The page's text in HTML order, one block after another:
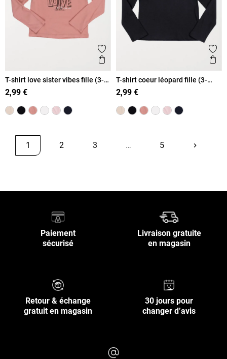
Ajouter aux favoris
Aperçu rapide
T-shirt love sister vibes fille (3-
12A)
2,99 €
T-shirt coeur léopard fille (3-
12A)
2,99 €
1 2 3 … 5 keyboard_arrow_rightSuivant
Paiement
sécurisé
Livraison gratuite
en magasin
Retour & échange
gratuit en magasin
30 jours pour
changer d’avis